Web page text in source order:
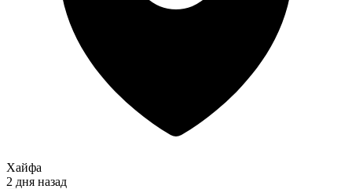
Хайфа
2 дня назад